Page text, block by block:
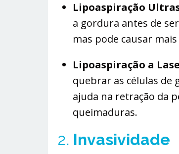
Lipoaspiração
a gordura antes de
mas pode causar
Lipoaspiração a
quebrar as células de
ajuda na retração da
queimaduras.
2. Invasividade